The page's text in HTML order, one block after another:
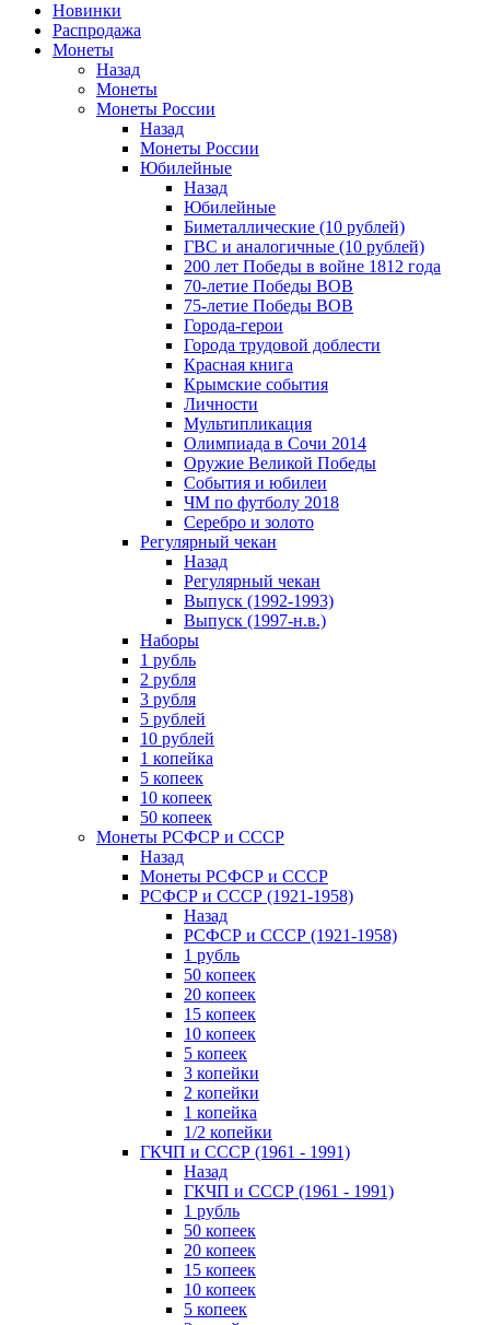
Новинки
Распродажа
Монеты
Назад
Монеты
Монеты России
Назад
Монеты России
Юбилейные
Назад
Юбилейные
Биметаллические (10 рублей)
ГВС и аналогичные (10 рублей)
200 лет Победы в войне 1812 года
70-летие Победы ВОВ
75-летие Победы ВОВ
Города-герои
Города трудовой доблести
Красная книга
Крымские события
Личности
Мультипликация
Олимпиада в Сочи 2014
Оружие Великой Победы
События и юбилеи
ЧМ по футболу 2018
Серебро и золото
Регулярный чекан
Назад
Регулярный чекан
Выпуск (1992-1993)
Выпуск (1997-н.в.)
Наборы
1 рубль
2 рубля
3 рубля
5 рублей
10 рублей
1 копейка
5 копеек
10 копеек
50 копеек
Монеты РСФСР и СССР
Назад
Монеты РСФСР и СССР
РСФСР и СССР (1921-1958)
Назад
РСФСР и СССР (1921-1958)
1 рубль
50 копеек
20 копеек
15 копеек
10 копеек
5 копеек
3 копейки
2 копейки
1 копейка
1/2 копейки
ГКЧП и СССР (1961 - 1991)
Назад
ГКЧП и СССР (1961 - 1991)
1 рубль
50 копеек
20 копеек
15 копеек
10 копеек
5 копеек